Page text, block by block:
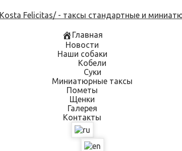
Skip
to
content
Главная
Новости
Наши собаки
Кобели
Суки
Миниатюрные таксы
Пометы
Щенки
Галерея
Контакты